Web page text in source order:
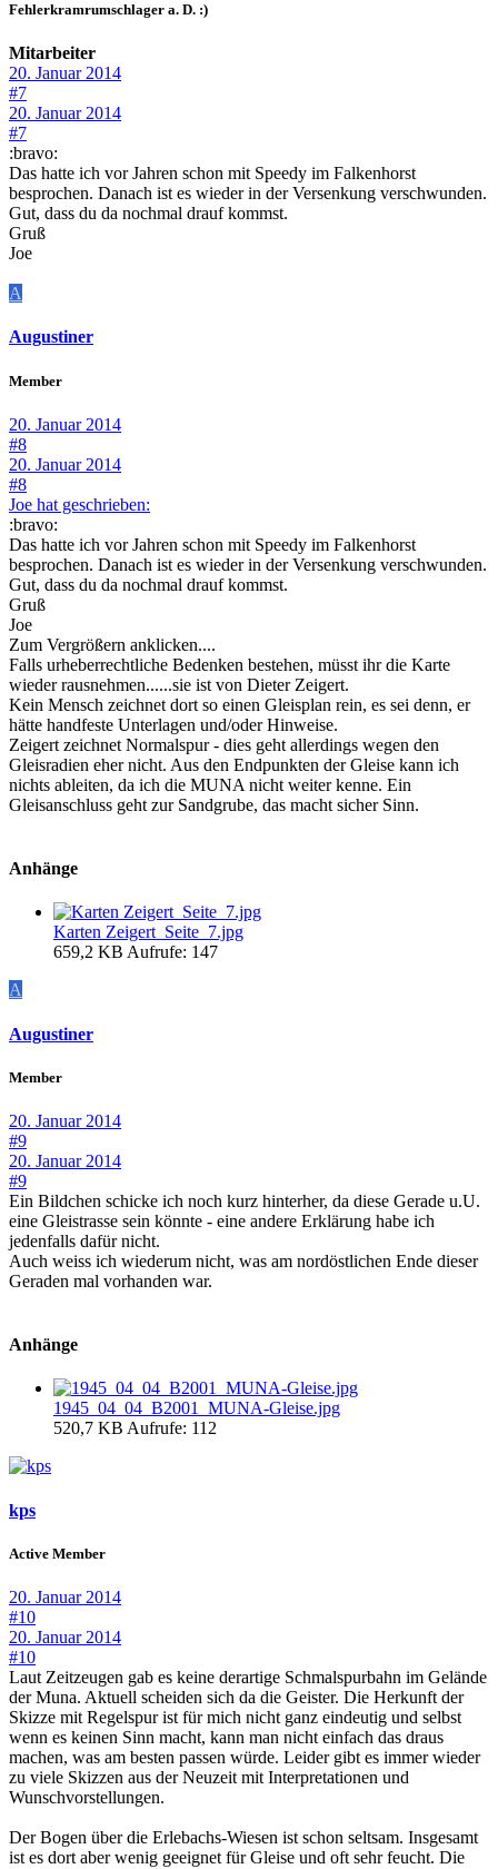
Fehlerkramrumschlager a. D. :)
Mitarbeiter
20. Januar 2014
#7
20. Januar 2014
#7
:bravo:
Das hatte ich vor Jahren schon mit Speedy im Falkenhorst
besprochen. Danach ist es wieder in der Versenkung verschwunden.
Gut, dass du da nochmal drauf kommst.
Gruß
Joe
A
Augustiner
Member
20. Januar 2014
#8
20. Januar 2014
#8
Joe hat geschrieben:
:bravo:
Das hatte ich vor Jahren schon mit Speedy im Falkenhorst
besprochen. Danach ist es wieder in der Versenkung verschwunden.
Gut, dass du da nochmal drauf kommst.
Gruß
Joe
Zum Vergrößern anklicken....
Falls urheberrechtliche Bedenken bestehen, müsst ihr die Karte
wieder rausnehmen......sie ist von Dieter Zeigert.
Kein Mensch zeichnet dort so einen Gleisplan rein, es sei denn, er
hätte handfeste Unterlagen und/oder Hinweise.
Zeigert zeichnet Normalspur - dies geht allerdings wegen den
Gleisradien eher nicht. Aus den Endpunkten der Gleise kann ich
nichts ableiten, da ich die MUNA nicht weiter kenne. Ein
Gleisanschluss geht zur Sandgrube, das macht sicher Sinn.
Anhänge
Karten Zeigert_Seite_7.jpg
659,2 KB Aufrufe: 147
A
Augustiner
Member
20. Januar 2014
#9
20. Januar 2014
#9
Ein Bildchen schicke ich noch kurz hinterher, da diese Gerade u.U.
eine Gleistrasse sein könnte - eine andere Erklärung habe ich
jedenfalls dafür nicht.
Auch weiss ich wiederum nicht, was am nordöstlichen Ende dieser
Geraden mal vorhanden war.
Anhänge
1945_04_04_B2001_MUNA-Gleise.jpg
520,7 KB Aufrufe: 112
kps
Active Member
20. Januar 2014
#10
20. Januar 2014
#10
Laut Zeitzeugen gab es keine derartige Schmalspurbahn im Gelände
der Muna. Aktuell scheiden sich da die Geister. Die Herkunft der
Skizze mit Regelspur ist für mich nicht ganz eindeutig und selbst
wenn es keinen Sinn macht, kann man nicht einfach das draus
machen, was am besten passen würde. Leider gibt es immer wieder
zu viele Skizzen aus der Neuzeit mit Interpretationen und
Wunschvorstellungen.
Der Bogen über die Erlebachs-Wiesen ist schon seltsam. Insgesamt
ist es dort aber wenig geeignet für Gleise und oft sehr feucht. Die